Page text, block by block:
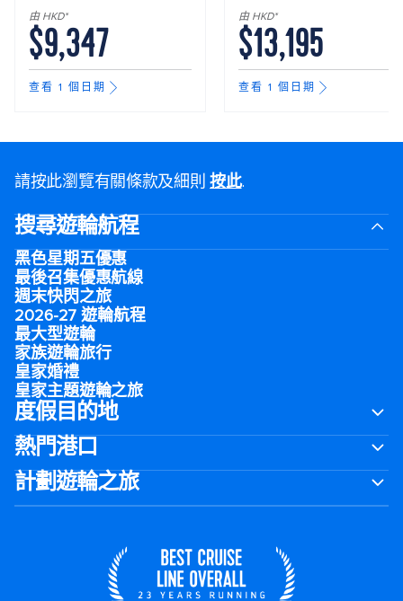
由 HKD*
$9,347
查看 1 個日期
由 HKD*
$13,195
查看 1 個日期
請按此瀏覽有關條款及細則按此.
搜尋遊輪航程
黑色星期五優惠
最後召集優惠航線
週末快閃之旅
2026-27 遊輪航程
最大型遊輪
家族遊輪旅行
皇家婚禮
皇家主題遊輪之旅
度假目的地
熱門港口
計劃遊輪之旅